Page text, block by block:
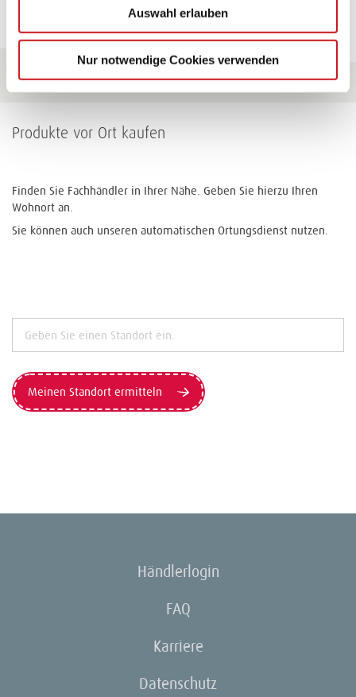
Auswahl erlauben
Nur notwendige Cookies verwenden
Produkte vor Ort kaufen
Finden Sie Fachhändler in Ihrer Nähe. Geben Sie hierzu Ihren
Wohnort an.
Sie können auch unseren automatischen Ortungsdienst nutzen.
Meinen Standort ermitteln
Händlerlogin
FAQ
Karriere
Datenschutz